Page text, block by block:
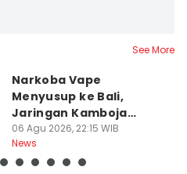
See More
Narkoba Vape
Menyusup ke Bali,
Jaringan Kamboja
Terbongkar
06 Agu 2026, 22:15 WIB
News